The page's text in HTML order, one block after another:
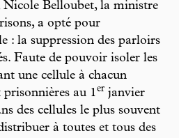
Nicole Belloubet, la ministre
a opté pour
: la suppression des parloirs
Faute de pouvoir isoler les
une cellule à chacun
au 1er janvier
des cellules le plus souvent
à toutes et tous des